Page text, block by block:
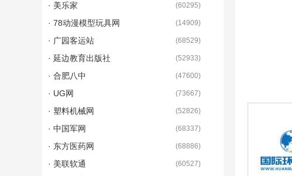
· 美乐家 (60295)
· 78动漫模型玩具网 (14909)
· 广园客运站 (68529)
· 延边教育出版社 (52933)
· 合肥八中 (47600)
· UG网 (73667)
· 塑料机械网 (52826)
· 中国军网 (68337)
· 东方医药网 (68886)
· 美联软通 (60527)